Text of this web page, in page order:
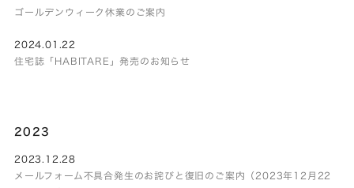
ゴールデンウィーク休業のご案内
2024.01.22
住宅誌「HABITARE」発売のお知らせ
2023
2023.12.28
メールフォーム不具合発生のお詫びと復旧のご案内（2023年12月22